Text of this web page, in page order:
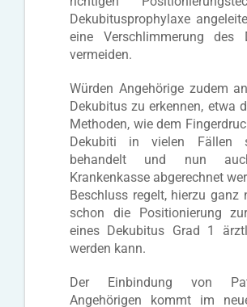
Dekubitusprophylaxe
eine Verschlimmerung des
vermeiden.
Würden Angehörige zudem
Dekubitus zu erkennen, etwa
Methoden, wie dem
Dekubiti in vielen Fällen
behandelt und nun
Krankenkasse abgerechnet
Beschluss regelt, hierzu ganz
schon die Positionierung
eines Dekubitus Grad 1
werden kann.
Der Einbindung von
Angehörigen kommt im